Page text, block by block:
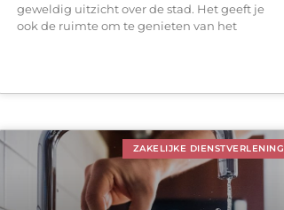
geweldig uitzicht over de stad. Het geeft je
ook de ruimte om te genieten van het
ZAKELIJKE DIENSTVERLENING